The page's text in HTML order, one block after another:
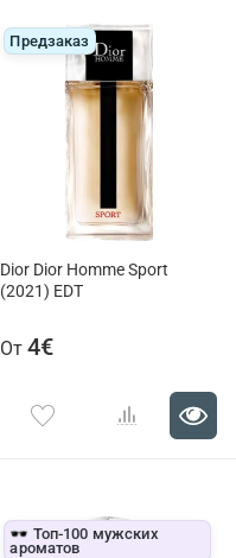
Предзаказ
Dior Dior Homme Sport
(2021) EDT
От 4€
🕶️ Топ-100 мужских
ароматов